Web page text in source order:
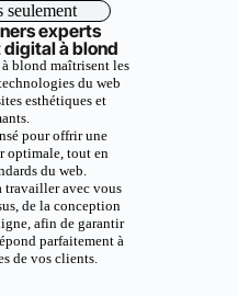
seulement
experts
à blond
à blond maîtrisent les
du web
esthétiques et
pour offrir une
optimale, tout en
du web.
travailler avec vous
de la conception
afin de garantir
parfaitement à
de vos clients.